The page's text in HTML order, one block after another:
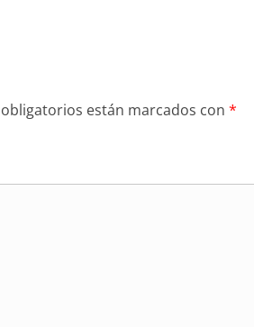
están marcados con *